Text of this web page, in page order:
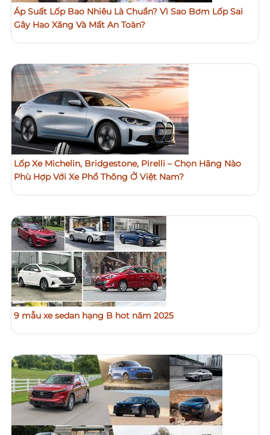
Áp Suất Lốp Bao Nhiêu Là Chuẩn? Vì Sao Bơm Lốp Sai
Gây Hao Xăng Và Mất An Toàn?
Lốp Xe Michelin, Bridgestone, Pirelli – Chọn Hãng Nào
Phù Hợp Với Xe Phổ Thông Ở Việt Nam?
9 mẫu xe sedan hạng B hot năm 2025